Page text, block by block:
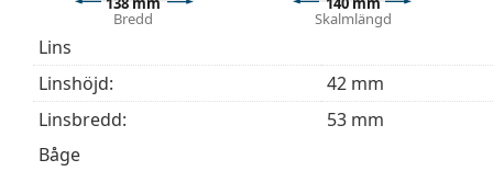
behöver hjälp med att välja ditt par.
Detta är en medicinteknisk produkt. Läs
Bredd Skalmlängd
Lins
Linshöjd:
42 mm
Linsbredd:
53 mm
Båge